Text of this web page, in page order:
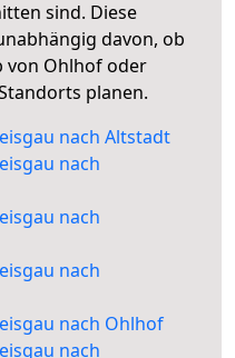
sind. Diese
davon, ob
von Ohlhof oder
planen.
nach Altstadt
nach
nach
nach
nach Ohlhof
nach